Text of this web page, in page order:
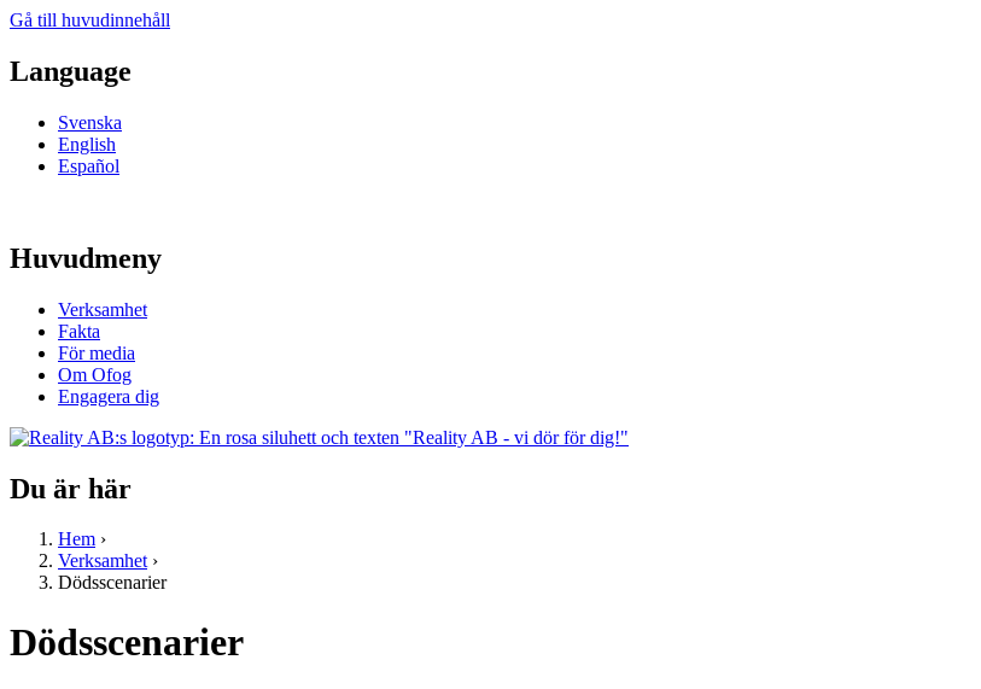
Gå till huvudinnehåll
Language
Svenska
English
Español
Huvudmeny
Verksamhet
Fakta
För media
Om Ofog
Engagera dig
Du är här
Hem ›
Verksamhet›
Dödsscenarier
Dödsscenarier